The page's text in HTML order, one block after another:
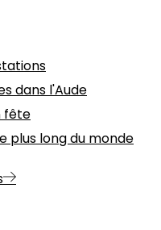
dans l'Aude
fête
plus long du monde